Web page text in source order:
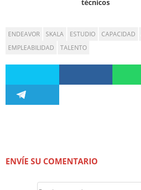
técnicos
ENDEAVOR SKALA ESTUDIO CAPACIDAD
EMPLEABILIDAD
TALENTO
ENVÍE SU COMENTARIO